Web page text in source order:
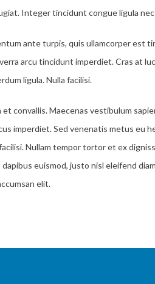
Integer tincidunt congue ligula
ante turpis, quis ullamcorper est
arcu tincidunt imperdiet. Cras at
ligula. Nulla facilisi.
convallis. Maecenas vestibulum
imperdiet. Sed venenatis metus eu
Nullam tempor tortor et ex
euismod, justo nisl eleifend
elit.